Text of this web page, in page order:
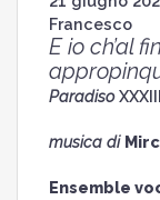
Francesco
E io ch’al
ParadisoXXXIII
musica di
Ensemble